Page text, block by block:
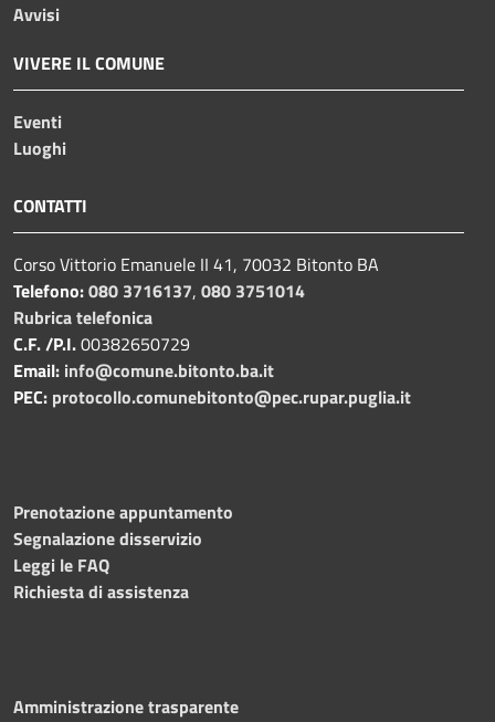
Avvisi
VIVERE IL COMUNE
Eventi
Luoghi
CONTATTI
Corso Vittorio Emanuele II 41, 70032 Bitonto BA
Telefono:080 3716137, 080 3751014
Rubrica telefonica
C.F. /P.I.00382650729
Email: info@comune.bitonto.ba.it
PEC: protocollo.comunebitonto@pec.rupar.puglia.it
Prenotazione appuntamento
Segnalazione disservizio
Leggi le FAQ
Richiesta di assistenza
Amministrazione trasparente